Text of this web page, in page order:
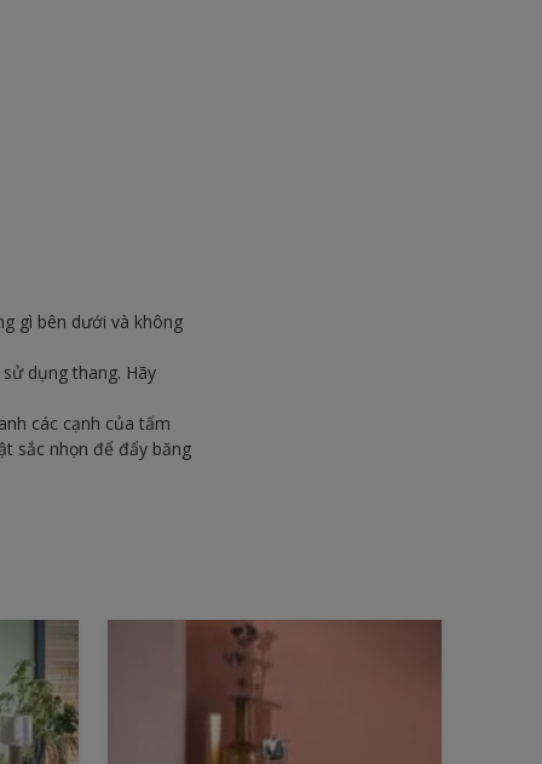
gì bên dưới và không
dụng thang. Hãy
các cạnh của tấm
sắc nhọn để đẩy băng